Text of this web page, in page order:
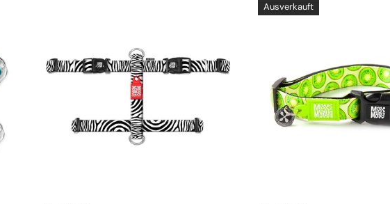
Ausverkauft